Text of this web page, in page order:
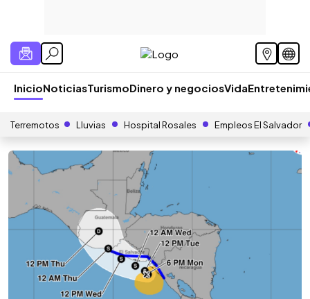
InicioNoticiasTurismoDinero y negociosVida
Terremotos Lluvias Hospital Rosales Empleos El Salvador